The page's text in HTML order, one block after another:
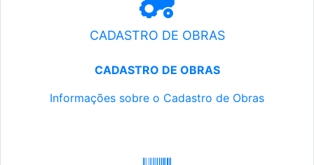
CADASTRO DE OBRAS
CADASTRO DE OBRAS
Informações sobre o Cadastro de Obras